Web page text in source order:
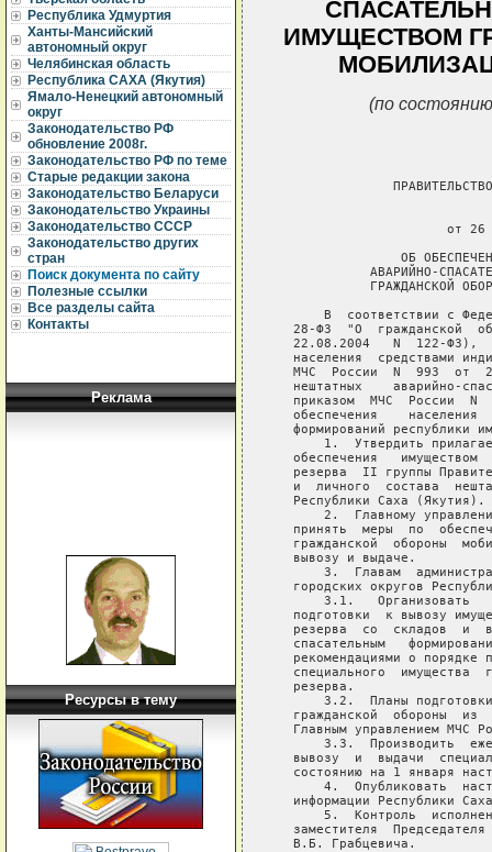
Республика Удмуртия
Ханты-Мансийский
автономный округ
Челябинская область
Республика САХА (Якутия)
Ямало-Ненецкий автономный
округ
Законодательство РФ
обновление 2008г.
Законодательство РФ по теме
Старые редакции закона
Законодательство Беларуси
Законодательство Украины
Законодательство СССР
Законодательство других
стран
Поиск документа по сайту
Полезные ссылки
Все разделы сайта
Контакты
Реклама
Ресурсы в тему
ИМУЩЕСТВОМ
(по
от 26
ОБ
АВАРИЙНО-
ГРАЖДАНСКОЙ
В  соответствии с
28-ФЗ  "О  гражданской
22.08.2004   N  122-ФЗ),
населения  средствами
МЧС  России  N  993  от
нештатных    аварийно-
приказом  МЧС  России  N
обеспечения    населения
формирований республики
1.  Утвердить
обеспечения   имуществом
резерва  II группы
и  личного  состава
   Республики Саха (Якутия).
2.  Главному
принять  меры  по
гражданской  обороны
   вывозу и выдаче.
3.  Главам
городских округов
3.1.   Организовать
подготовки  к вывозу
резерва  со  складов  и
спасательным
рекомендациями о порядке
специального  имущества
   резерва.
3.2.  Планы
гражданской  обороны  из
Главным управлением МЧС
3.3.  Производить
вывозу  и  выдачи
состоянию на 1 января
4.  Опубликовать
информации Республики
5.  Контроль
заместителя
   В.Б. Грабцевича.